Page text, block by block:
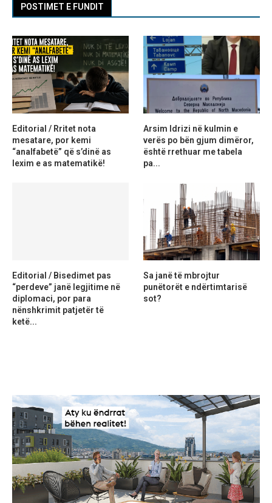
POSTIMET E FUNDIT
Editorial / Rritet nota
mesatare, por kemi
“analfabetë” që s’dinë as
lexim e as matematikë!
Arsim Idrizi në kulmin e
verës po bën gjum dimëror,
është rrethuar me tabela
pa...
Editorial / Bisedimet pas
“perdeve” janë legjitime në
diplomaci, por para
nënshkrimit patjetër të
ketë...
Sa janë të mbrojtur
punëtorët e ndërtimtarisë
sot?